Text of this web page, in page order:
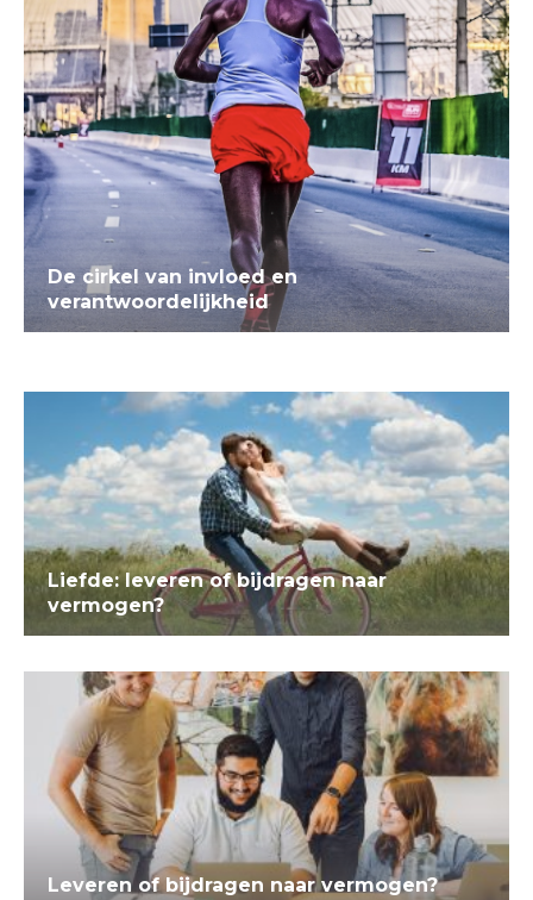
De cirkel van invloed en
verantwoordelijkheid
Liefde: leveren of bijdragen naar
vermogen?
Leveren of bijdragen naar vermogen?